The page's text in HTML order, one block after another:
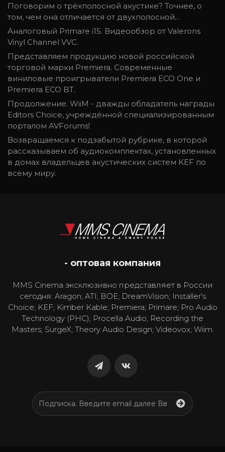
Поговорим о трёхполосной акустике? Точнее, о
том, чем она отличается от двухполосной...
Аналоговый Primare i15. Видеообзор от Valerons
Vinyl Channel VVC.
Представляем продукцию новой российской
торговой марки Premiera. Современные
виниловые проигрыватели Premiera ECO One и
Premiera ECO BT.
Продолжение. WiiM - дважды обладатель награды
Editors Choice, учреждённой специализированным
порталом AVForums!
Возвращаемся к подзабытой рубрике, в которой
рассказываем об аудиокомплектах, установленных
в домах владельцев акустических систем KEF по
всему миру.
- оптовая компания
MMS Cinema эксклюзивно представляет в России
сегодня: Aragon; ATI; BOE; DreamVision; Installer's
Choice; KEF; Kimber Kable; Premiera; Primare; Pro Audio
Technology (PHC); Procella Audio; Recording the
Masters; SurgeX; Theory Audio Design; Videovox; Wiim.